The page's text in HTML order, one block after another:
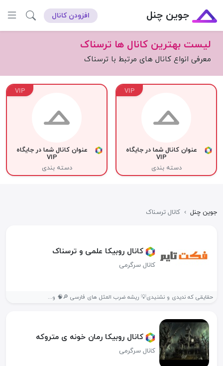
جوین چنل افزودن کانال
لیست بهترین کانال ها ترسناک
معرفی انواع کانال های مرتبط با ترسناک
VIP
عنوان کانال شما در جایگاه
VIP
دسته بندی
VIP
عنوان کانال شما در جایگاه
VIP
دسته بندی
جوین چنل › کانال ترسناک
کانال روبیکا علمی و ترسناک
کانال سرگرمی
حقایقی که ندیدی و نشنیدی💡 ریشه ضرب المثل های فارسی 🔎🧠 و...
کانال روبیکا رمان خونه ی متروکه
کانال سرگرمی